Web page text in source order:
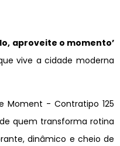
aproveite o momento’
vive a cidade moderna
Moment - Contratipo 125
quem transforma rotina
dinâmico e cheio de